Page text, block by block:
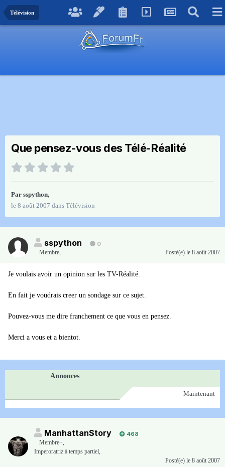
Télévision
Que pensez-vous des Télé-Réalité
Par sspython,
le 8 août 2007 dans Télévision
sspython
0
Membre, Posté(e) le 8 août 2007
Je voulais avoir un opinion sur les TV-Réalité.
En fait je voudrais creer un sondage sur ce sujet.
Pouvez-vous me dire franchement ce que vous en pensez.
Merci a vous et a bientot.
Annonces
Maintenant
ManhattanStory
468
Membre+,
Imperoratriz à temps partiel,
Posté(e) le 8 août 2007